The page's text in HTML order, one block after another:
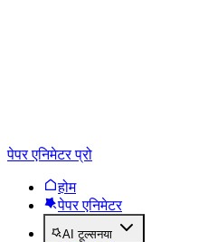
पेपर एनिमेटर प्रो
होम
पेपर एनिमेटर
AI टूल्सनया